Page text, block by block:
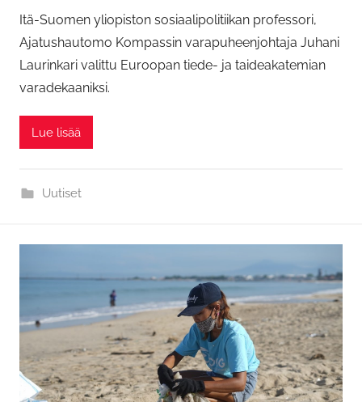
Itä-Suomen yliopiston sosiaalipolitiikan professori,
Ajatushautomo Kompassin varapuheenjohtaja Juhani
Laurinkari valittu Euroopan tiede- ja taideakatemian
varadekaaniksi.
Lue lisää
Uutiset